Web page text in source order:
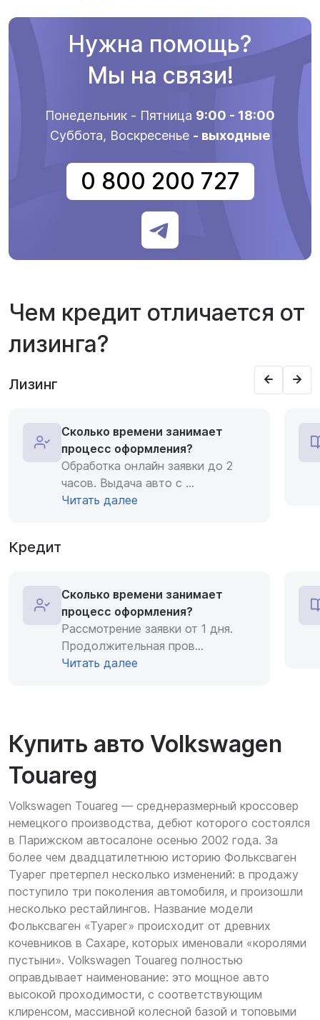
Нужна помощь?
Мы на связи!
Понедельник - Пятница 9:00 - 18:00
Суббота, Воскресенье - выходные
0 800 200 727
Чем кредит отличается от
лизинга?
Лизинг
Сколько времени занимает
процесс оформления?
Обработка онлайн заявки до 2
часов. Выдача авто с ...
Читать далее
Кредит
Сколько времени занимает
процесс оформления?
Рассмотрение заявки от 1 дня.
Продолжительная пров...
Читать далее
Купить авто Volkswagen
Touareg
Volkswagen Touareg — среднеразмерный кроссовер
немецкого производства, дебют которого состоялся
в Парижском автосалоне осенью 2002 года. За
более чем двадцатилетнюю историю Фольксваген
Туарег претерпел несколько изменений: в продажу
поступило три поколения автомобиля, и произошли
несколько рестайлингов. Название модели
Фольксваген «Туарег» происходит от древних
кочевников в Сахаре, которых именовали «королями
пустыни». Volkswagen Touareg полностью
оправдывает наименование: это мощное авто
высокой проходимости, с соответствующим
клиренсом, массивной колесной базой и топовыми